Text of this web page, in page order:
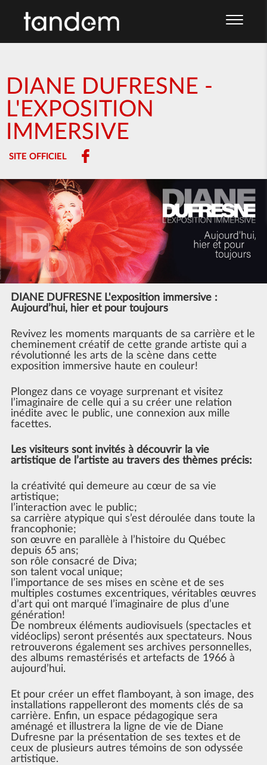
DIANE DUFRESNE -
L'EXPOSITION
IMMERSIVE
SITE OFFICIEL
DIANE DUFRESNE L'exposition immersive :
Aujourd’hui, hier et pour toujours
Revivez les moments marquants de sa carrière et le
cheminement créatif de cette grande artiste qui a
révolutionné les arts de la scène dans cette
exposition immersive haute en couleur!
Plongez dans ce voyage surprenant et visitez
l’imaginaire de celle qui a su créer une relation
inédite avec le public, une connexion aux mille
facettes.
Les visiteurs sont invités à découvrir la vie
artistique de l’artiste au travers des thèmes précis:
la créativité qui demeure au cœur de sa vie
artistique;
l’interaction avec le public;
sa carrière atypique qui s’est déroulée dans toute la
francophonie;
son œuvre en parallèle à l’histoire du Québec
depuis 65 ans;
son rôle consacré de Diva;
son talent vocal unique;
l’importance de ses mises en scène et de ses
multiples costumes excentriques, véritables œuvres
d’art qui ont marqué l’imaginaire de plus d’une
génération!
De nombreux éléments audiovisuels (spectacles et
vidéoclips) seront présentés aux spectateurs. Nous
retrouverons également ses archives personnelles,
des albums remastérisés et artefacts de 1966 à
aujourd’hui.
Et pour créer un effet flamboyant, à son image, des
installations rappelleront des moments clés de sa
carrière. Enfin, un espace pédagogique sera
aménagé et illustrera la ligne de vie de Diane
Dufresne par la présentation de ses textes et de
ceux de plusieurs autres témoins de son odyssée
artistique.